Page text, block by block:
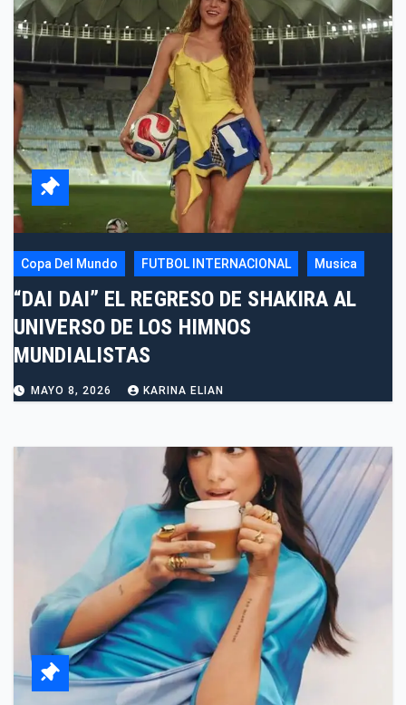
Copa Del Mundo FUTBOL INTERNACIONAL Musica
“DAI DAI” EL REGRESO DE SHAKIRA AL
UNIVERSO DE LOS HIMNOS
MUNDIALISTAS
MAYO 8, 2026 KARINA ELIAN